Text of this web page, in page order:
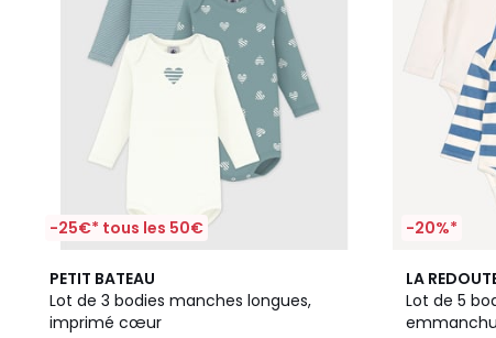
-25€* tous les 50€
PETIT BATEAU
Lot de 3 bodies manches longues,
imprimé cœur
-20%*
LA
Lot de 5